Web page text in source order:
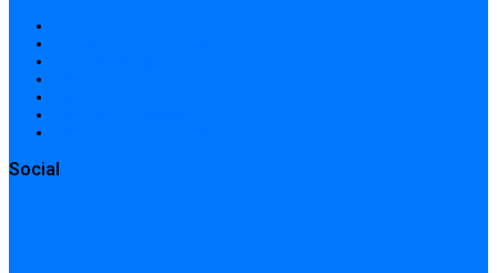
Social